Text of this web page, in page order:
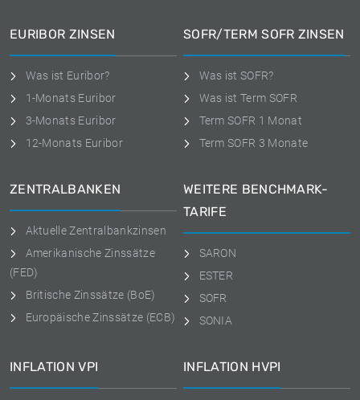
EURIBOR ZINSEN
Was ist Euribor?
1-Monats Euribor
3-Monats Euribor
12-Monats Euribor
SOFR/TERM SOFR ZINSEN
Was ist SOFR?
Was ist Term SOFR
Term SOFR 1 Monat
Term SOFR 3 Monate
ZENTRALBANKEN
Aktuelle Zentralbankzinsen
Amerikanische Zinssätze
(FED)
Britische Zinssätze (BoE)
Europäische Zinssätze (ECB)
WEITERE BENCHMARK-
TARIFE
SARON
ESTER
SOFR
SONIA
INFLATION VPI INFLATION HVPI